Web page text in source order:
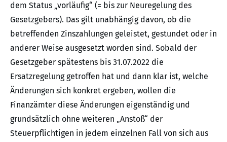
dem Status „vorläufig“ (= bis zur Neuregelung des
Gesetzgebers). Das gilt unabhängig davon, ob die
betreffenden Zinszahlungen geleistet, gestundet oder in
anderer Weise ausgesetzt worden sind. Sobald der
Gesetzgeber spätestens bis 31.07.2022 die
Ersatzregelung getroffen hat und dann klar ist, welche
Änderungen sich konkret ergeben, wollen die
Finanzämter diese Änderungen eigenständig und
grundsätzlich ohne weiteren „Anstoß“ der
Steuerpflichtigen in jedem einzelnen Fall von sich aus